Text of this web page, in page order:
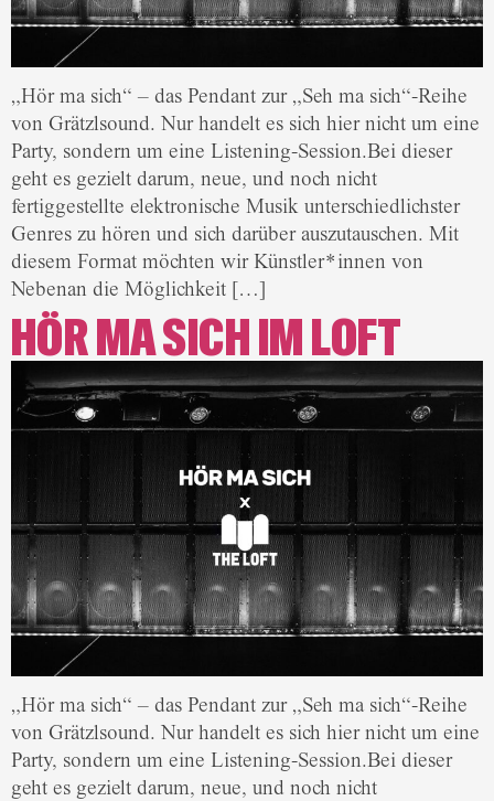
„Hör ma sich“ – das Pendant zur „Seh ma sich“-Reihe
von Grätzlsound. Nur handelt es sich hier nicht um eine
Party, sondern um eine Listening-Session.Bei dieser
geht es gezielt darum, neue, und noch nicht
fertiggestellte elektronische Musik unterschiedlichster
Genres zu hören und sich darüber auszutauschen. Mit
diesem Format möchten wir Künstler*innen von
Nebenan die Möglichkeit […]
HÖR MA SICH IM LOFT
„Hör ma sich“ – das Pendant zur „Seh ma sich“-Reihe
von Grätzlsound. Nur handelt es sich hier nicht um eine
Party, sondern um eine Listening-Session.Bei dieser
geht es gezielt darum, neue, und noch nicht